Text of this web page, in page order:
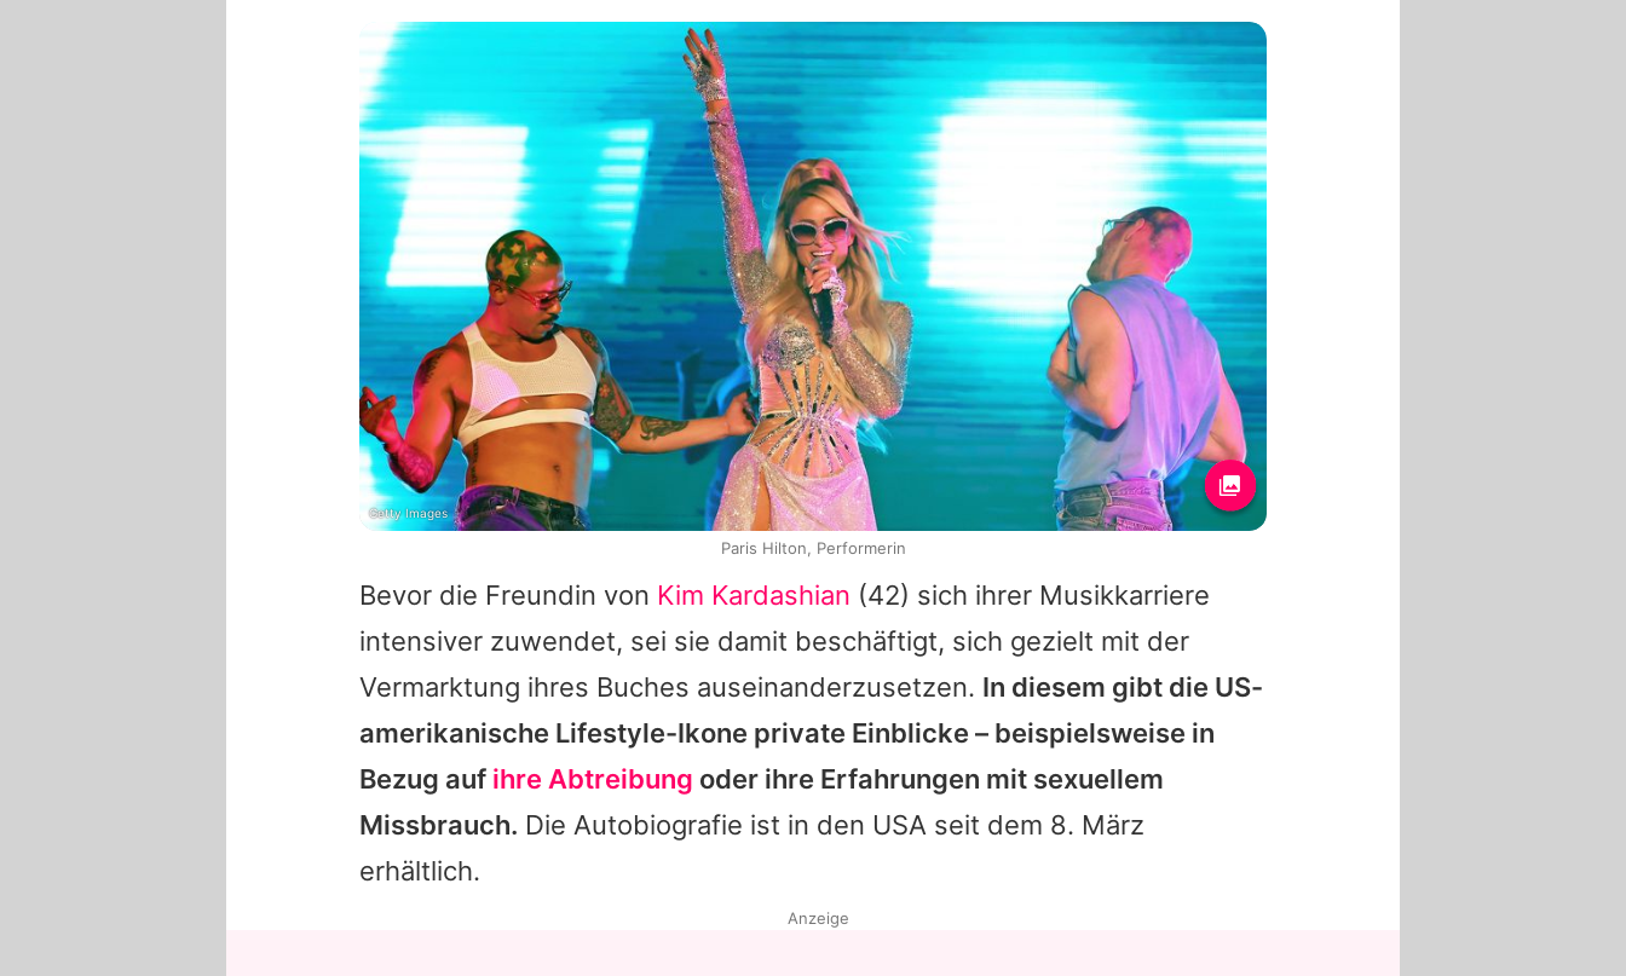
Bevor die Freundin von Kim Kardashian (42) sich ihrer Musikkarriere
intensiver zuwendet, sei sie damit beschäftigt, sich gezielt mit der
Vermarktung ihres Buches auseinanderzusetzen. In diesem gibt die US-
amerikanische Lifestyle-Ikone private Einblicke – beispielsweise in
Bezug auf ihre Abtreibung oder ihre Erfahrungen mit sexuellem
Missbrauch. Die Autobiografie ist in den USA seit dem 8. März
erhältlich.
Getty Images
Paris Hilton, Performerin
Anzeige